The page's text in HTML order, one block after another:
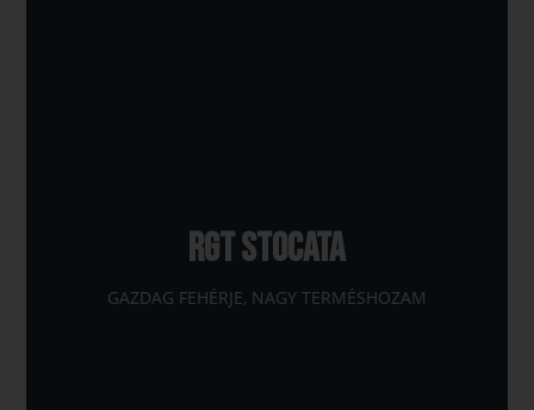
RGT STOCATA
GAZDAG FEHÉRJE, NAGY TERMÉSHOZAM